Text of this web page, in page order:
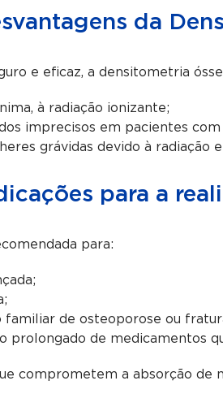
da
e eficaz, a densitometria
à radiação ionizante;
imprecisos em pacientes
grávidas devido à radiação
para a
para:
familiar de osteoporose ou
prolongado de medicamentos
comprometem a absorção de